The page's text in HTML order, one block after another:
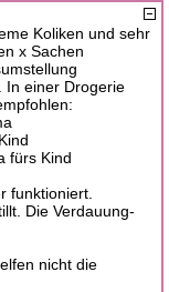
Koliken und sehr
x Sachen
In einer Drogerie
fürs Kind
funktioniert.
Die Verdauung-
nicht die